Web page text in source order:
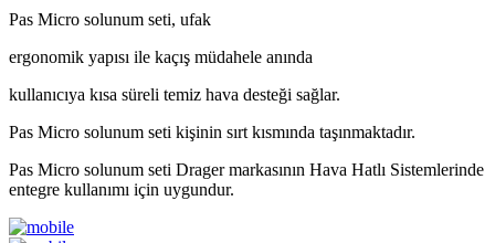
Pas Micro solunum seti, ufak
ergonomik yapısı ile kaçış müdahele anında
kullanıcıya kısa süreli temiz hava desteği sağlar.
Pas Micro solunum seti kişinin sırt kısmında taşınmaktadır.
Pas Micro solunum seti Drager markasının Hava Hatlı Sistemlerinde
entegre kullanımı için uygundur.